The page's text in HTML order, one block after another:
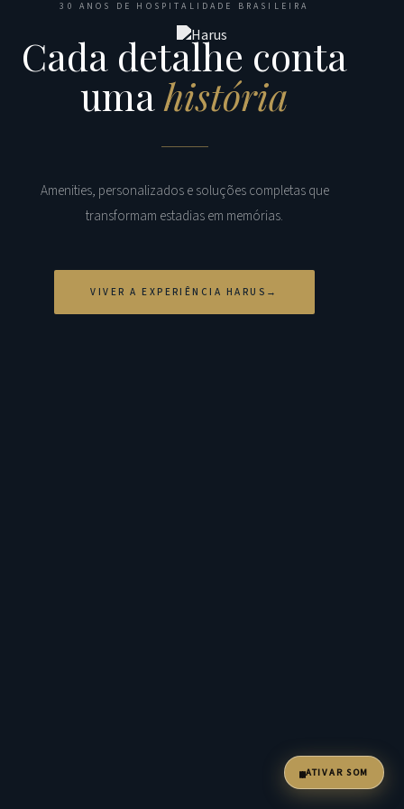
30 ANOS DE HOSPITALIDADE BRASILEIRA
Cada detalhe conta
umahistória
Amenities, personalizados e soluções completas que
transformam estadias em memórias.
VIVER A EXPERIÊNCIA HARUS
ATIVAR SOM